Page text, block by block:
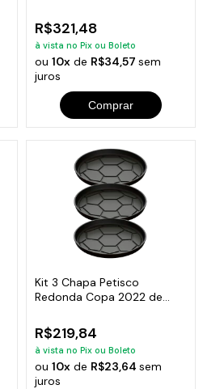
R$321,48
à vista no Pix ou Boleto
ou 10xde R$34,57 sem
juros
Comprar
Kit 3 Chapa Petisco
Redonda Copa 2022 de
R$219,84
à vista no Pix ou Boleto
ou 10xde R$23,64 sem
juros